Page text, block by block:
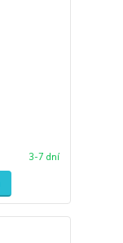
3-7 dní